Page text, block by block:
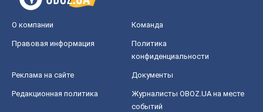
О компании Команда
Правовая информация
Политика
конфиденциальности
Реклама на сайте Документы
Редакционная политика
Журналисты OBOZ.UA на месте
событий